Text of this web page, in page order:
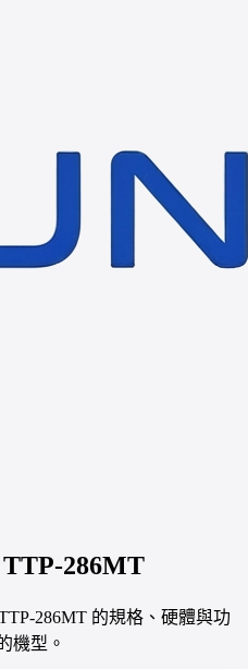
TTP-286MT
286MT 的規格、硬體與功
機型。